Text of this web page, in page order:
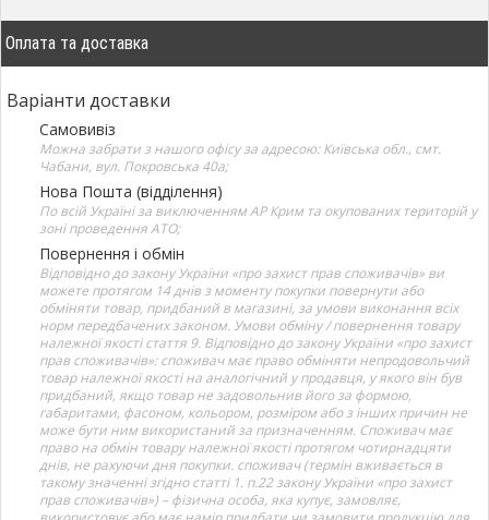
Оплата та доставка
Варіанти доставки
Самовивіз
Можна забрати з нашого офісу за адресою: Київська обл., смт.
Чабани, вул. Покровська 40а;
Нова Пошта (відділення)
По всій Україні за виключенням АР Крим та окупованих територій у
зоні проведення АТО;
Повернення і обмін
Відповідно до закону України «про захист прав споживачів» ви
можете протягом 14 днів з моменту покупки повернути або
обміняти товар, придбаний в магазині, за умови виконання всіх
норм передбачених законом. Умови обміну / повернення товару
належної якості стаття 9. Відповідно до закону України «про захист
прав споживачів»: споживач має право обміняти непродовольчий
товар належної якості на аналогічний у продавця, у якого він був
придбаний, якщо товар не задовольнив його за формою,
габаритами, фасоном, кольором, розміром або з інших причин не
може бути ним використаний за призначенням. Споживач має
право на обмін товару належної якості протягом чотирнадцяти
днів, не рахуючи дня покупки. споживач (термін вживається в
такому значенні згідно статті 1. п.22 закону України «про захист
прав споживачів») – фізична особа, яка купує, замовляє,